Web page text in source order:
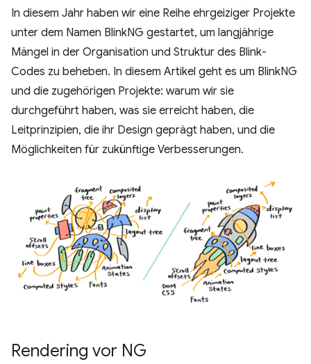
In diesem Jahr haben wir eine Reihe ehrgeiziger Projekte
unter dem Namen BlinkNG gestartet, um langjährige
Mängel in der Organisation und Struktur des Blink-
Codes zu beheben. In diesem Artikel geht es um BlinkNG
und die zugehörigen Projekte: warum wir sie
durchgeführt haben, was sie erreicht haben, die
Leitprinzipien, die ihr Design geprägt haben, und die
Möglichkeiten für zukünftige Verbesserungen.
Rendering vor NG